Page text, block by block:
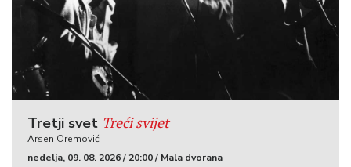
Tretji svet Treći svijet
Arsen Oremović
nedelja, 09. 08. 2026 / 20:00 / Mala dvorana